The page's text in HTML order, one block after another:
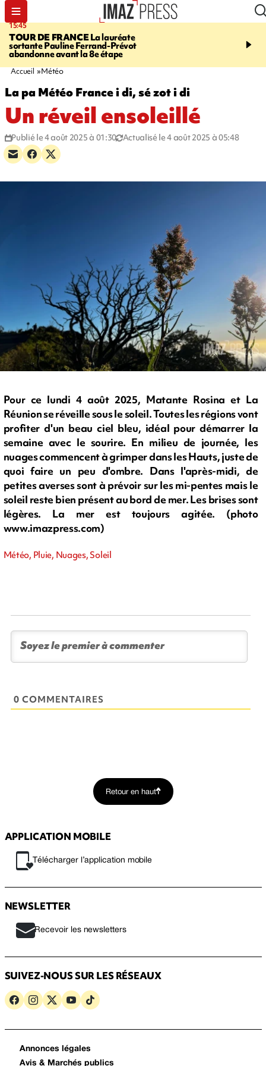
15:45
TOUR DE FRANCELa lauréate
sortante Pauline Ferrand-Prévot
abandonne avant la 8e étape
20:17
routière, concours de
Accueil Météo
La pa Météo France i di, sé zot i di
Un réveil ensoleillé
Publié le 4 août 2025 à 01:30 Actualisé le 4 août 2025 à 05:48
Pour ce lundi 4 août 2025, Matante Rosina et La
Réunion se réveille sous le soleil. Toutes les régions vont
profiter d'un beau ciel bleu, idéal pour démarrer la
semaine avec le sourire. En milieu de journée, les
nuages commencent à grimper dans les Hauts, juste de
quoi faire un peu d'ombre. Dans l'après-midi, de
petites averses sont à prévoir sur les mi-pentes mais le
soleil reste bien présent au bord de mer. Les brises sont
légères. La mer est toujours agitée. (photo
www.imazpress.com)
Météo, Pluie, Nuages, Soleil
0 COMMENTAIRES
Retour en haut
APPLICATION MOBILE
Télécharger l’application mobile
NEWSLETTER
Recevoir les newsletters
SUIVEZ-NOUS SUR LES RÉSEAUX
Annonces légales
Avis & Marchés publics